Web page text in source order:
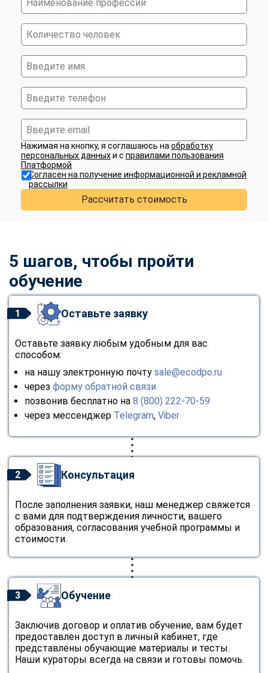
Нажимая на кнопку, я соглашаюсь на обработку
персональных данныхи с правилами пользования
Платформой
Согласен на получение информационной и рекламной
рассылки
Рассчитать стоимость
5 шагов, чтобы пройти
обучение
1 Оставьте заявку
Оставьте заявку любым удобным для вас
способом:
на нашу электронную почту sale@ecodpo.ru
через форму обратной связи
позвонив бесплатно на 8 (800) 222-70-59
через мессенджер Telegram, Viber
2 Консультация
После заполнения заявки, наш менеджер свяжется
с вами для подтверждения личности, вашего
образования, согласования учебной программы и
стоимости.
3 Обучение
Заключив договор и оплатив обучение, вам будет
предоставлен доступ в личный кабинет, где
представлены обучающие материалы и тесты.
Наши кураторы всегда на связи и готовы помочь.